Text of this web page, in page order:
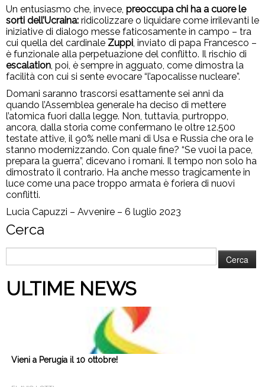
Un entusiasmo che, invece, preoccupa chi ha a cuore le
sorti dell’Ucraina: ridicolizzare o liquidare come irrilevanti le
iniziative di dialogo messe faticosamente in campo – tra
cui quella del cardinale Zuppi, inviato di papa Francesco –
è funzionale alla perpetuazione del conflitto. Il rischio di
escalation, poi, è sempre in agguato, come dimostra la
facilità con cui si sente evocare “l’apocalisse nucleare”.
Domani saranno trascorsi esattamente sei anni da
quando l’Assemblea generale ha deciso di mettere
l’atomica fuori dalla legge. Non, tuttavia, purtroppo,
ancora, dalla storia come confermano le oltre 12.500
testate attive, il 90% nelle mani di Usa e Russia che ora le
stanno modernizzando. Con quale fine? “Se vuoi la pace,
prepara la guerra”, dicevano i romani. Il tempo non solo ha
dimostrato il contrario. Ha anche messo tragicamente in
luce come una pace troppo armata è foriera di nuovi
conflitti.
Lucia Capuzzi – Avvenire – 6 luglio 2023
Cerca
per:
ULTIME NEWS
Vieni a Perugia il 10 ottobre!